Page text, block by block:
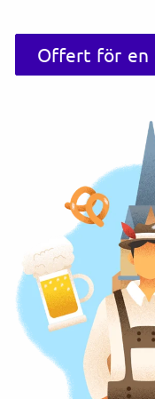
Offert för en